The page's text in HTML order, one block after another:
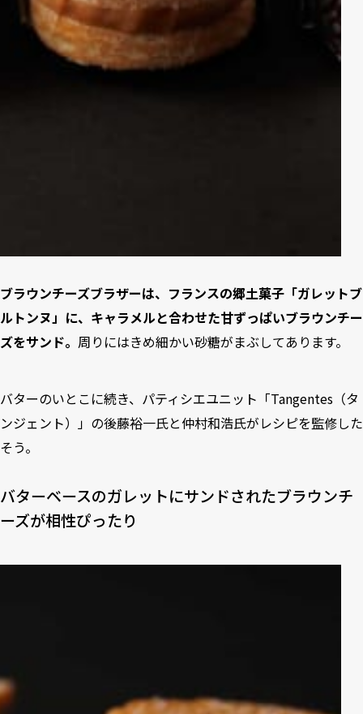
ブラウンチーズブラザーは、フランスの郷土菓子「ガレットブ
ルトンヌ」に、キャラメルと合わせた甘ずっぱいブラウンチー
ズをサンド。 周りにはきめ細かい砂糖がまぶしてあります。
バターのいとこに続き、パティシエユニット「Tangentes（タ
ンジェント）」の後藤裕一氏と仲村和浩氏がレシピを監修した
そう。
バターベースのガレットにサンドされたブラウンチ
ーズが相性ぴったり